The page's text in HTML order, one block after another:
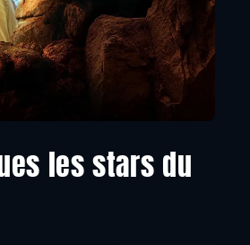
les stars du